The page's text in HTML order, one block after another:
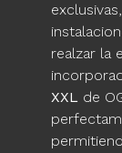
realzar la
XXL de